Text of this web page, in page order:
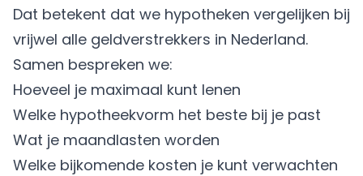
Dat betekent dat we hypotheken vergelijken bij
vrijwel alle geldverstrekkers in Nederland.
Samen bespreken we:
Hoeveel je maximaal kunt lenen
Welke hypotheekvorm het beste bij je past
Wat je maandlasten worden
Welke bijkomende kosten je kunt verwachten